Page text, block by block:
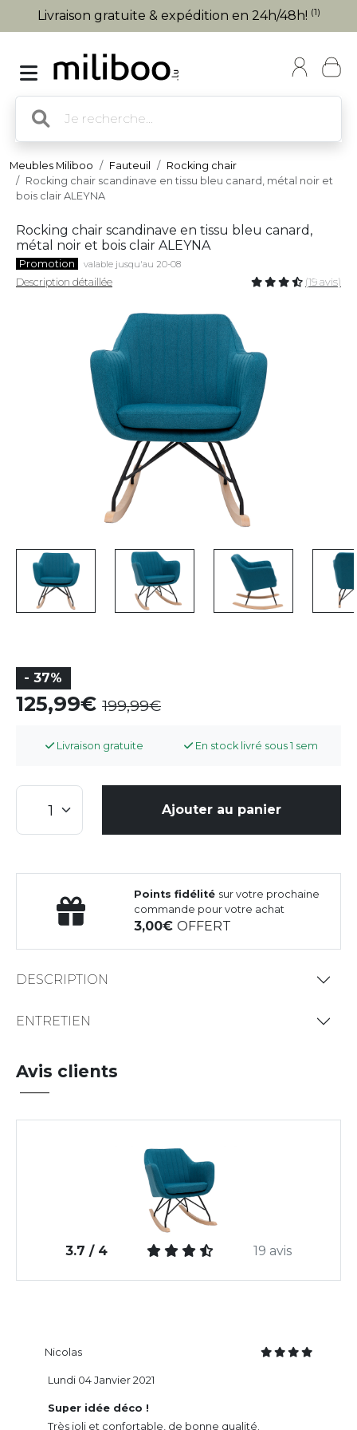
Livraison gratuite & expédition en 24h/48h! (1)
Meubles Miliboo Fauteuil
Rocking chair
Rocking chair scandinave en tissu bleu canard, métal noir et
bois clair ALEYNA
Rocking chair scandinave en tissu bleu canard,
métal noir et bois clair ALEYNA
Promotion valable jusqu'au 20-08
Description détaillée (19 avis)
- 37%
125,99 199,99
Livraison gratuite En stock livré sous 1 sem
Ajouter au panier
Points fidélité sur votre prochaine
commande pour votre achat
3,00OFFERT
DESCRIPTION
ENTRETIEN
Avis clients
3.7 / 4 19 avis
Nicolas
Super idée déco !
Très joli et confortable, de bonne qualité.
Lundi 04 Janvier 2021